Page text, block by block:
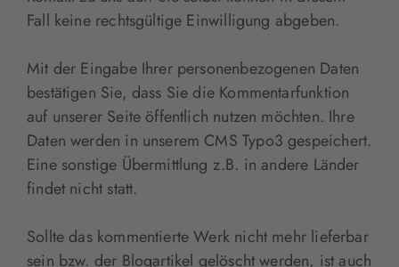
Fall keine rechtsgültige Einwilligung abgeben.
Mit der Eingabe Ihrer personenbezogenen Daten
bestätigen Sie, dass Sie die Kommentarfunktion
auf unserer Seite öffentlich nutzen möchten. Ihre
Daten werden in unserem CMS Typo3 gespeichert.
Eine sonstige Übermittlung z.B. in andere Länder
findet nicht statt.
Sollte das kommentierte Werk nicht mehr lieferbar
sein bzw. der Blogartikel gelöscht werden, ist auch